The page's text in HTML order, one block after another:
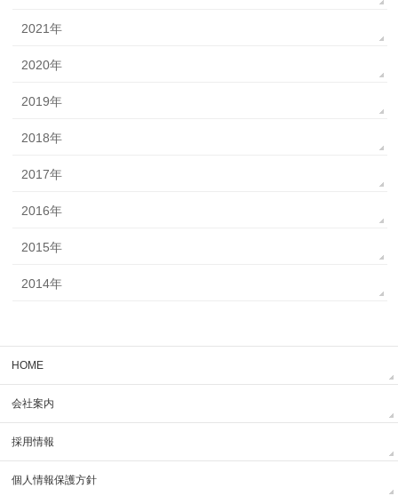
2021年
2020年
2019年
2018年
2017年
2016年
2015年
2014年
HOME
会社案内
採用情報
個人情報保護方針